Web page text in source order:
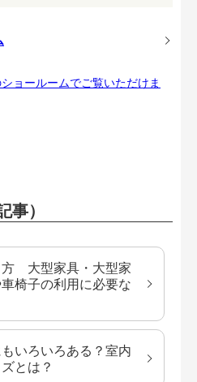
ョールームでご覧いただけま
事）
方 大型家具・大型家
椅子の利用に必要な
いろいろある？室内
とは？